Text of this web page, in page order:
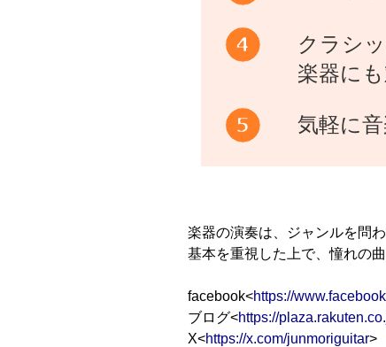
クラシ
楽器に
気軽に
楽器の演奏は、ジャンルを問
基本を重視した上で、憧れの
facebook<https://
ブログ<https://
X<https://x.com/junmoriguitar>